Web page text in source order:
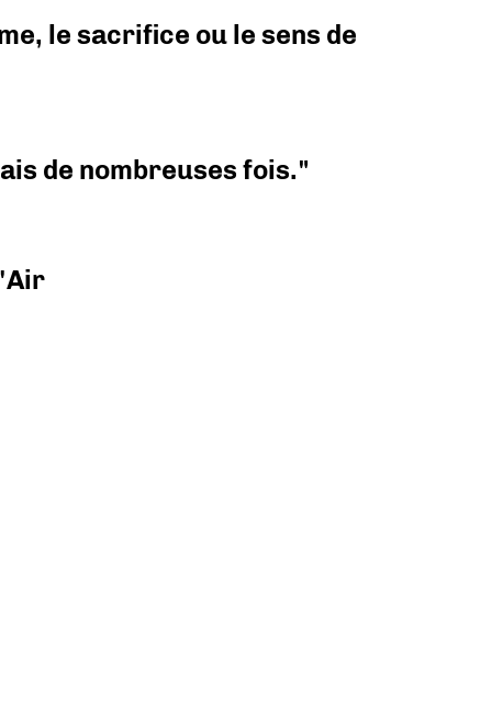
le sacrifice ou le sens de
de nombreuses fois."